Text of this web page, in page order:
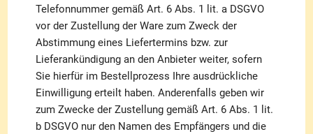
Telefonnummer gemäß Art. 6 Abs. 1 lit. a DSGVO
vor der Zustellung der Ware zum Zweck der
Abstimmung eines Liefertermins bzw. zur
Lieferankündigung an den Anbieter weiter, sofern
Sie hierfür im Bestellprozess Ihre ausdrückliche
Einwilligung erteilt haben. Anderenfalls geben wir
zum Zwecke der Zustellung gemäß Art. 6 Abs. 1 lit.
b DSGVO nur den Namen des Empfängers und die